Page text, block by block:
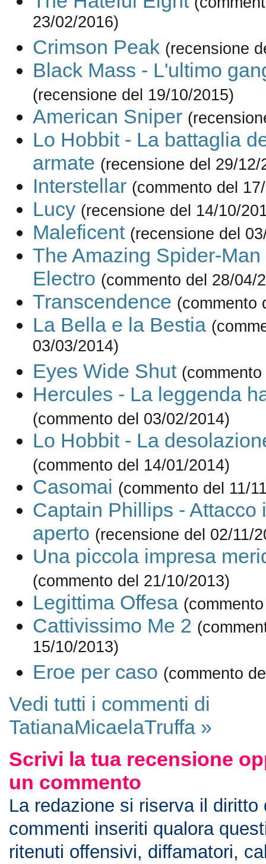
23/02/2016)
Crimson Peak (recensione
Black Mass - L'ultimo
(recensione del 19/10/2015)
American Sniper
Lo Hobbit - La battaglia
armate (recensione del 29/12/
Interstellar (commento del
Lucy (recensione del 14/10/
Maleficent (recensione del
The Amazing Spider-
Electro (commento del 28/04/
Transcendence (commento
La Bella e la Bestia
03/03/2014)
Eyes Wide Shut
Hercules - La leggenda
(commento del 03/02/2014)
Lo Hobbit - La
(commento del 14/01/2014)
Casomai (commento del 11/
Captain Phillips - Attacco
aperto (recensione del 02/11/
Una piccola impresa
(commento del 21/10/2013)
Legittima Offesa
Cattivissimo Me 2
15/10/2013)
Eroe per caso (commento
Vedi tutti i commenti di
TatianaMicaelaTruffa »
Scrivi la tua recensione
un commento
La redazione si riserva il diritto
commenti inseriti qualora
ritenuti offensivi, diffamatori,